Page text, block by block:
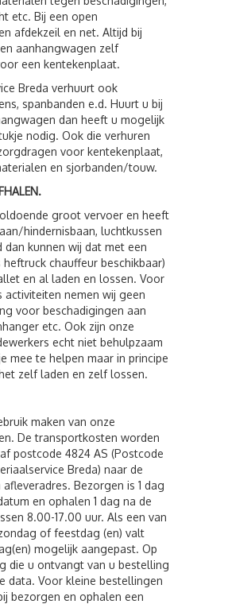
etc. Bij een open
afdekzeil en net. Altijd bij
aanhangwagen zelf
een kentekenplaat.
Breda verhuurt ook
spanbanden e.d. Huurt u bij
dan heeft u mogelijk
nodig. Ook die verhuren
voor kentekenplaat,
en sjorbanden/touw.
groot vervoer en heeft
hindernisbaan, luchtkussen
dan kunnen wij dat met een
chauffeur beschikbaar)
en al laden en lossen. Voor
nemen wij geen
voor beschadigingen aan
etc. Ook zijn onze
echt niet behulpzaam
mee te helpen maar in principe
zelf laden en zelf lossen.
maken van onze
De transportkosten worden
postcode 4824 AS (Postcode
Breda) naar de
Bezorgen is 1 dag
en ophalen 1 dag na de
8.00-17.00 uur. Als een van
of feestdag (en) valt
mogelijk aangepast. Op
die u ontvangt van u bestelling
data. Voor kleine bestellingen
bezorgen en ophalen een